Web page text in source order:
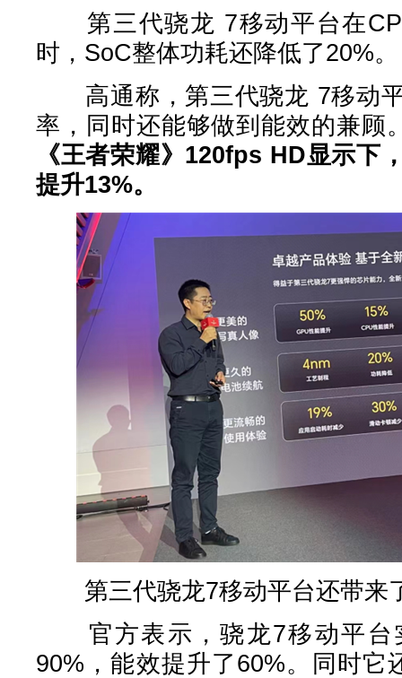
第三代骁龙 7移动平台在
时，SoC整体功耗还降低了20%。
高通称，第三代骁龙 7移动平
率，同时还能够做到能效的兼顾
《王者荣耀》120fps HD显示下
提升13%。
第三代骁龙7移动平台还带来
官方表示，骁龙7移动平台
90%，能效提升了60%。同时它